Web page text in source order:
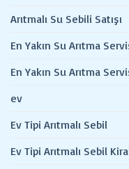
Arıtmalı Su Sebili Satışı
En Yakın Su Arıtma
En Yakın Su Arıtma
ev
Ev Tipi Arıtmalı Sebil
Ev Tipi Arıtmalı Sebil